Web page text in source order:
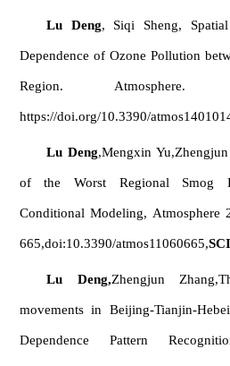
Lu Deng, Siqi Sheng,
Dependence of Ozone Pollution
Region. Atmosphere.
https://doi.org/10.3390/
Lu Deng,Mengxin
of the Worst Regional Smog
Conditional Modeling, Atmosphere
665,doi:10.3390/atmos11060665,
Lu Deng,Zhengjun
movements in Beijing-Tianjin-
Dependence Pattern